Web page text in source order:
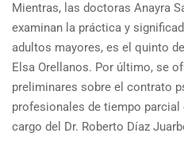
Mientras, las doctoras Anayra
examinan la práctica y
adultos mayores, es el quinto
Elsa Orellanos. Por último, se
preliminares sobre el contrato
profesionales de tiempo parcial
cargo del Dr. Roberto Díaz